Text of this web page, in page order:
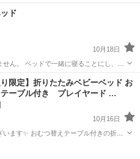
ます。 使用にあたってさほど困らない
。 上段の板部分も、下段の板部分も両
ベッド
ド
10月18日
ん。 ベッドで一緒に寝ることにし、使
ワイト 商品の寸法 88
アルミニウム 推奨最大重量 25 キログ
ベッド 蚊帳
り限定】折りたたみベビーベッド お
テーブル付き プレイヤード …
10月16日
ブル付きの折り